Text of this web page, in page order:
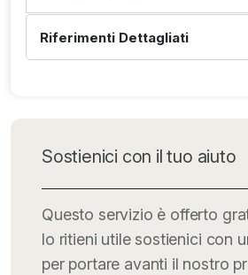
Riferimenti Dettagliati
Sostienici con il tuo aiuto
Questo servizio è offerto
lo ritieni utile sostienici con
per portare avanti il nostro